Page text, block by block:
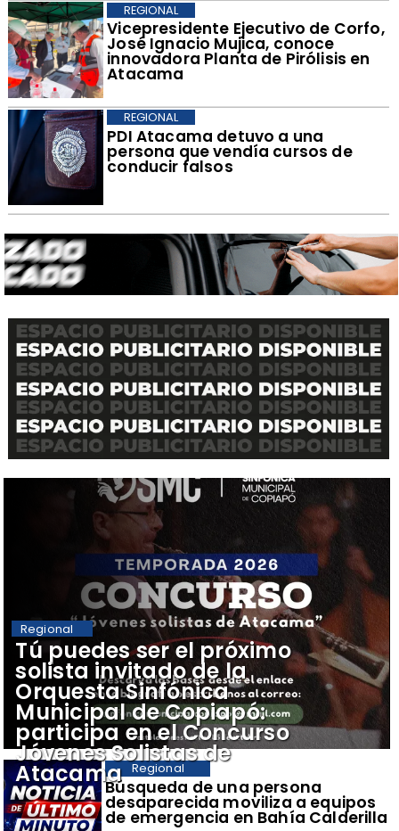
​Vicepresidente Ejecutivo de Corfo,
José Ignacio Mujica, conoce
innovadora Planta de Pirólisis en
Atacama
REGIONAL
​PDI Atacama detuvo a una
persona que vendía cursos de
conducir falsos
REGIONAL
Búsqueda de una persona
desaparecida moviliza a equipos
de emergencia en Bahía Calderilla
Regional
Tú puedes ser el próximo
solista invitado de la
Orquesta Sinfónica
Municipal de Copiapó:
participa en el Concurso
Jóvenes Solistas de
Atacama
Regional